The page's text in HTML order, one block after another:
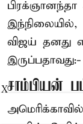
இந்நிலையில்,
விஜய் தனது
இருப்பதாவது:-
சாம்பியன்
X